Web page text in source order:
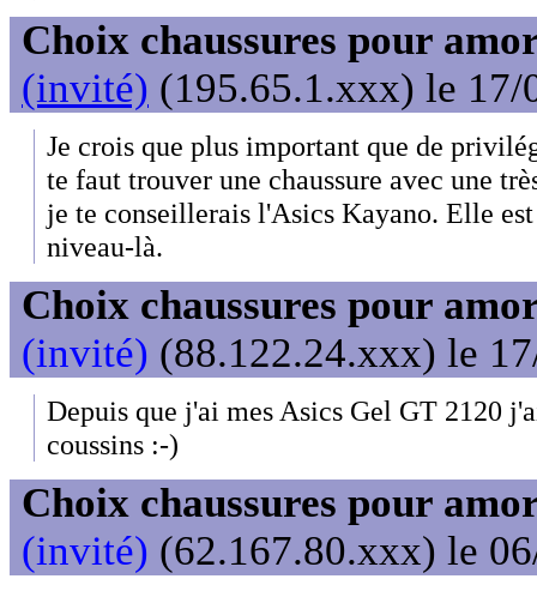
Choix chaussures pour
(invité) (195.65.1.xxx) le 17/
Je crois que plus important que de
te faut trouver une chaussure avec une
je te conseillerais l'Asics Kayano. Elle
niveau-là.
Choix chaussures pour
(invité) (88.122.24.xxx) le
Depuis que j'ai mes Asics Gel GT 2120
coussins :-)
Choix chaussures pour
(invité) (62.167.80.xxx) le